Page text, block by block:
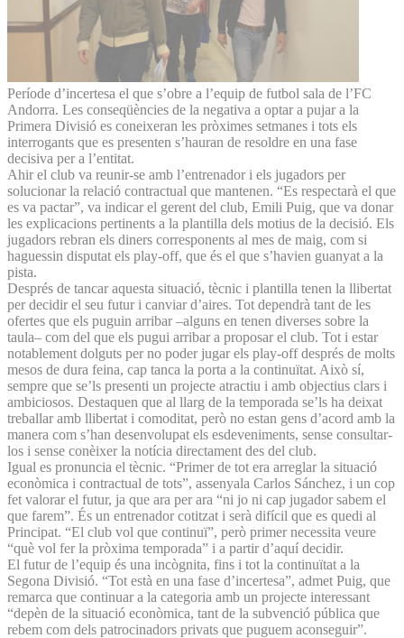
Període d’incertesa el que s’obre a l’equip de futbol sala de l’FC
Andorra. Les conseqüències de la negativa a optar a pujar a la
Primera Divisió es coneixeran les pròximes setmanes i tots els
interrogants que es presenten s’hauran de resoldre en una fase
decisiva per a l’entitat.
Ahir el club va reunir-se amb l’entrenador i els jugadors per
solucionar la relació contractual que mantenen. “Es respectarà el que
es va pactar”, va indicar el gerent del club, Emili Puig, que va donar
les explicacions pertinents a la plantilla dels motius de la decisió. Els
jugadors rebran els diners corresponents al mes de maig, com si
haguessin disputat els play-off, que és el que s’havien guanyat a la
pista.
Després de tancar aquesta situació, tècnic i plantilla tenen la llibertat
per decidir el seu futur i canviar d’aires. Tot dependrà tant de les
ofertes que els puguin arribar –alguns en tenen diverses sobre la
taula– com del que els pugui arribar a proposar el club. Tot i estar
notablement dolguts per no poder jugar els play-off després de molts
mesos de dura feina, cap tanca la porta a la continuïtat. Això sí,
sempre que se’ls presenti un projecte atractiu i amb objectius clars i
ambiciosos. Destaquen que al llarg de la temporada se’ls ha deixat
treballar amb llibertat i comoditat, però no estan gens d’acord amb la
manera com s’han desenvolupat els esdeveniments, sense consultar-
los i sense conèixer la notícia directament des del club.
Igual es pronuncia el tècnic. “Primer de tot era arreglar la situació
econòmica i contractual de tots”, assenyala Carlos Sánchez, i un cop
fet valorar el futur, ja que ara per ara “ni jo ni cap jugador sabem el
que farem”. És un entrenador cotitzat i serà difícil que es quedi al
Principat. “El club vol que continuï”, però primer necessita veure
“què vol fer la pròxima temporada” i a partir d’aquí decidir.
El futur de l’equip és una incògnita, fins i tot la continuïtat a la
Segona Divisió. “Tot està en una fase d’incertesa”, admet Puig, que
remarca que continuar a la categoria amb un projecte interessant
“depèn de la situació econòmica, tant de la subvenció pública que
rebem com dels patrocinadors privats que puguem aconseguir”.